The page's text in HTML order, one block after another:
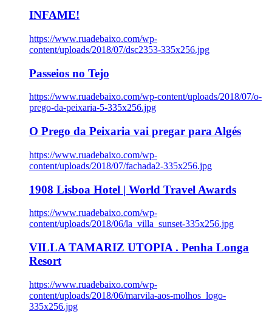
INFAME!
https://www.ruadebaixo.com/wp-
content/uploads/2018/07/dsc2353-335x256.jpg
Passeios no Tejo
https://www.ruadebaixo.com/wp-content/uploads/2018/07/o-
prego-da-peixaria-5-335x256.jpg
O Prego da Peixaria vai pregar para Algés
https://www.ruadebaixo.com/wp-
content/uploads/2018/07/fachada2-335x256.jpg
1908 Lisboa Hotel | World Travel Awards
https://www.ruadebaixo.com/wp-
content/uploads/2018/06/la_villa_sunset-335x256.jpg
VILLA TAMARIZ UTOPIA . Penha Longa
Resort
https://www.ruadebaixo.com/wp-
content/uploads/2018/06/marvila-aos-molhos_logo-
335x256.jpg